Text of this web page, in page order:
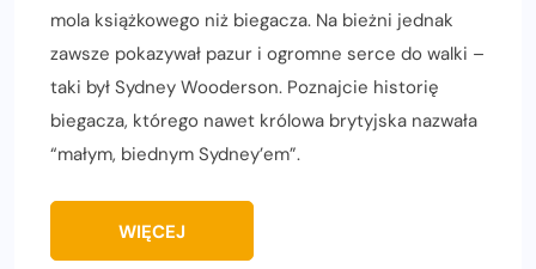
mola książkowego niż biegacza. Na bieżni jednak
zawsze pokazywał pazur i ogromne serce do walki –
taki był Sydney Wooderson. Poznajcie historię
biegacza, którego nawet królowa brytyjska nazwała
“małym, biednym Sydney’em”.
WIĘCEJ